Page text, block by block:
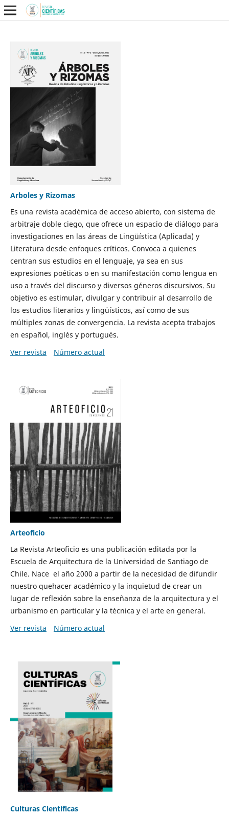
Arboles y Rizomas
Es una revista académica de acceso abierto, con sistema de
arbitraje doble ciego, que ofrece un espacio de diálogo para
investigaciones en las áreas de Lingüística (Aplicada) y
Literatura desde enfoques críticos. Convoca a quienes
centran sus estudios en el lenguaje, ya sea en sus
expresiones poéticas o en su manifestación como lengua en
uso a través del discurso y diversos géneros discursivos. Su
objetivo es estimular, divulgar y contribuir al desarrollo de
los estudios literarios y lingüísticos, así como de sus
múltiples zonas de convergencia. La revista acepta trabajos
en español, inglés y portugués.
Ver revista
Número actual
Arteoficio
La Revista Arteoficio es una publicación editada por la
Escuela de Arquitectura de la Universidad de Santiago de
Chile. Nace el año 2000 a partir de la necesidad de difundir
nuestro quehacer académico y la inquietud de crear un
lugar de reflexión sobre la enseñanza de la arquitectura y el
urbanismo en particular y la técnica y el arte en general.
Ver revista
Número actual
Culturas Científicas